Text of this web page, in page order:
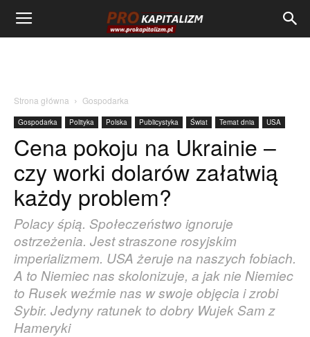
Strona główna Gospodarka
Gospodarka Polityka Polska Publicystyka Świat Temat dnia USA
Cena pokoju na Ukrainie –
czy worki dolarów załatwią
każdy problem?
Polacy śpią. Społeczeństwo ignoruje
ostrzeżenia. Jest straszone rosyjskim
imperializmem. USA żeruje na naszych fobiach.
A to Niemiec nas skolonizuje, a jak nie Niemiec
to Rusek weźmie nas w swoje objęcia i zrobi
Sybir. Jedyny ratunek to dobry Wujek Sam z
Hameryki